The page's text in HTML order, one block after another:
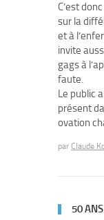
C’est
sur la
et à
invite
gags à
faute.
Le public
présent
ovation
par Claude
50